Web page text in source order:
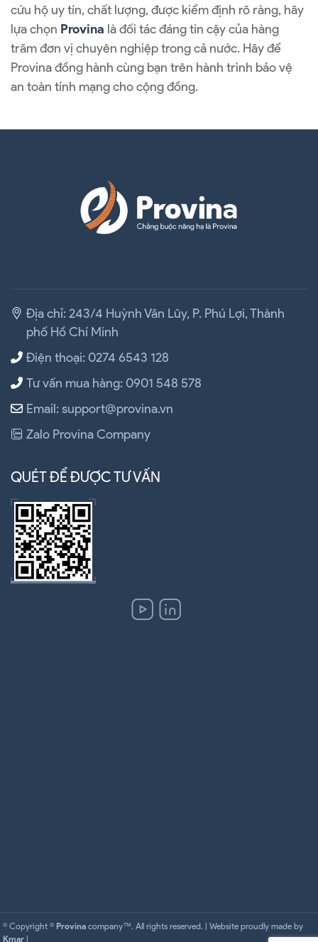
cứu hộ uy tín, chất lượng, được kiểm định rõ ràng, hãy
lựa chọn Provina là đối tác đáng tin cậy của hàng
trăm đơn vị chuyên nghiệp trong cả nước. Hãy để
Provina đồng hành cùng bạn trên hành trình bảo vệ
an toàn tính mạng cho cộng đồng.
Địa chỉ: 243/4 Huỳnh Văn Lũy, P. Phú Lợi, Thành
phố Hồ Chí Minh
Điện thoại: 0274 6543 128
Tư vấn mua hàng: 0901 548 578
Email: support@provina.vn
Zalo Provina Company
QUÉT ĐỂ ĐƯỢC TƯ VẤN
© Copyright © Provina company™. All rights reserved. | Website proudly made by
Kmar |